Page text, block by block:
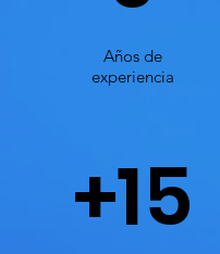
Años de
experiencia
+15